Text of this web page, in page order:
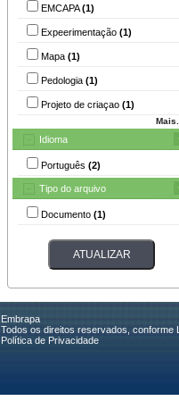
EMCAPA(1)
Expeerimentação (1)
Mapa (1)
Pedologia (1)
Projeto de criaçao (1)
Mais...
Idioma
Português (2)
Tipo do arquivo
Documento (1)
Embrapa
Todos os direitos reservados, conforme
Política de Privacidade